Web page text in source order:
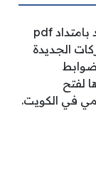
الجديد بامتداد pdf
الجديدة
لفتح
في الكويت.